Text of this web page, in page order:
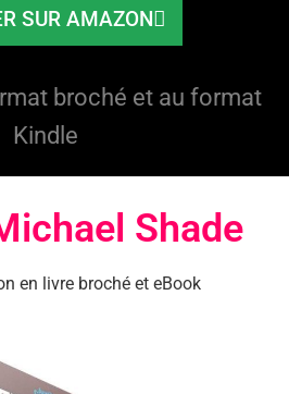
SUR AMAZON
broché et au format
Kindle
Shade​
en livre broché et eBook